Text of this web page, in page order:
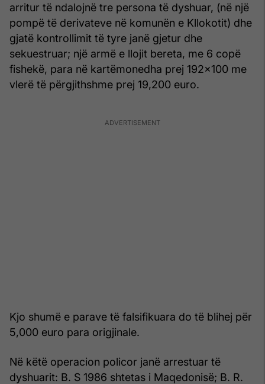
arritur të ndalojnë tre persona të dyshuar, (në një
pompë të derivateve në komunën e Kllokotit) dhe
gjatë kontrollimit të tyre janë gjetur dhe
sekuestruar; një armë e llojit bereta, me 6 copë
fishekë, para në kartëmonedha prej 192x100 me
vlerë të përgjithshme prej 19,200 euro.
Kjo shumë e parave të falsifikuara do të blihej për
5,000 euro para origjinale.
Në këtë operacion policor janë arrestuar të
dyshuarit: B. S 1986 shtetas i Maqedonisë; B. R.